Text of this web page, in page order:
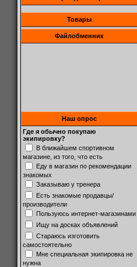
Товары
Файлобменник
Наш опрос
Где я обычно покупаю
экипировку?
В ближайшем спортивном
магазине, из того, что есть
Еду в магазин по рекомендации
знакомых
Заказываю у тренера
Есть знакомые продавцы/
производители
Пользуюсь интернет-магазинами
Ищу на досках объявлений
Стараюсь изготовить
самостоятельно
Мне специальная экипировка не
нужна